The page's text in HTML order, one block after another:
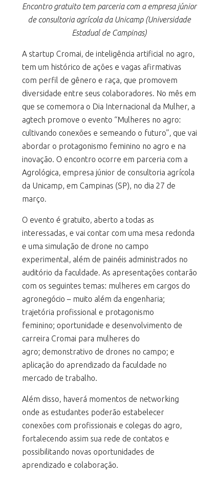
Encontro gratuito tem parceria com a empresa júnior
de consultoria agrícola da Unicamp (Universidade
Estadual de Campinas)
A startup Cromai, de inteligência artificial no agro,
tem um histórico de ações e vagas afirmativas
com perfil de gênero e raça, que promovem
diversidade entre seus colaboradores. No mês em
que se comemora o Dia Internacional da Mulher, a
agtech promove o evento “Mulheres no agro:
cultivando conexões e semeando o futuro”, que vai
abordar o protagonismo feminino no agro e na
inovação. O encontro ocorre em parceria com a
Agrológica, empresa júnior de consultoria agrícola
da Unicamp, em Campinas (SP), no dia 27 de
março.
O evento é gratuito, aberto a todas as
interessadas, e vai contar com uma mesa redonda
e uma simulação de drone no campo
experimental, além de painéis administrados no
auditório da faculdade. As apresentações contarão
com os seguintes temas: mulheres em cargos do
agronegócio – muito além da engenharia;
trajetória profissional e protagonismo
feminino; oportunidade e desenvolvimento de
carreira Cromai para mulheres do
agro; demonstrativo de drones no campo; e
aplicação do aprendizado da faculdade no
mercado de trabalho.
Além disso, haverá momentos de networking
onde as estudantes poderão estabelecer
conexões com profissionais e colegas do agro,
fortalecendo assim sua rede de contatos e
possibilitando novas oportunidades de
aprendizado e colaboração.